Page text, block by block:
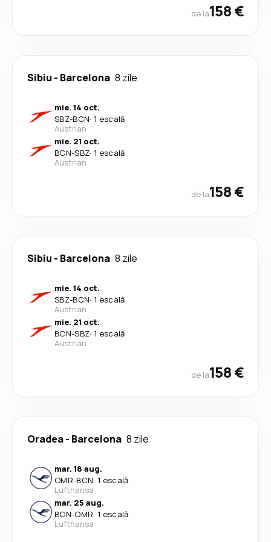
de la158 €
Sibiu - Barcelona 8 zile
mie. 14 oct.
SBZ-BCN· 1 escală
Austrian
mie. 21 oct.
BCN-SBZ· 1 escală
Austrian
de la158 €
Sibiu - Barcelona 8 zile
mie. 14 oct.
SBZ-BCN· 1 escală
Austrian
mie. 21 oct.
BCN-SBZ· 1 escală
Austrian
de la158 €
Oradea- Barcelona 8 zile
mar. 18 aug.
OMR-BCN· 1 escală
Lufthansa
mar. 25 aug.
BCN-OMR· 1 escală
Lufthansa